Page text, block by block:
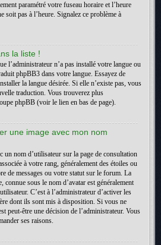
paramétré votre fuseau horaire et l’heure
soit pas à l’heure. Signalez ce problème à
la liste !
l’administrateur n’a pas installé votre langue ou
phpBB3 dans votre langue. Essayez de
la langue désirée. Si elle n’existe pas, vous
traduction. Vous trouverez plus
phpBB (voir le lien en bas de page).
une image avec mon nom
un nom d’utilisateur sur la page de consultation
à votre rang, généralement des étoiles ou
de messages ou votre statut sur le forum. La
connue sous le nom d’avatar est généralement
C’est à l’administrateur d’activer les
dont ils sont mis à disposition. Si vous ne
peut-être une décision de l’administrateur. Vous
ses raisons.